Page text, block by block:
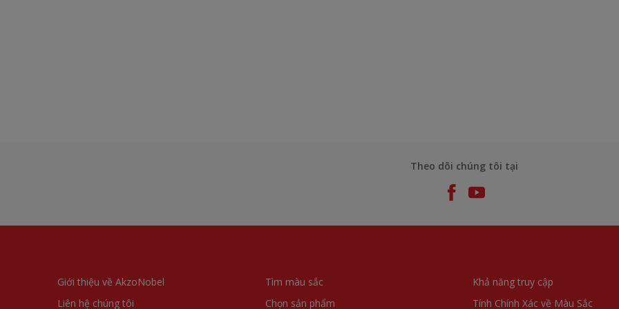
Theo dõi chúng tôi tại
Giới thiệu về AkzoNobel
Liên hệ chúng tôi
Tìm màu sắc
Chọn sản phẩm
Khả năng truy cập
Tính Chính Xác về Màu Sắc